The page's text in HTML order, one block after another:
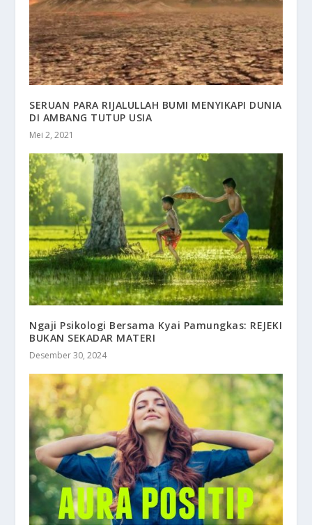
SERUAN PARA RIJALULLAH BUMI MENYIKAPI DUNIA
DI AMBANG TUTUP USIA
Mei 2, 2021
Ngaji Psikologi Bersama Kyai Pamungkas: REJEKI
BUKAN SEKADAR MATERI
Desember 30, 2024